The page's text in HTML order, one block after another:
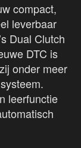
compact,
leverbaar
Dual Clutch
DTC is
onder meer
leerfunctie